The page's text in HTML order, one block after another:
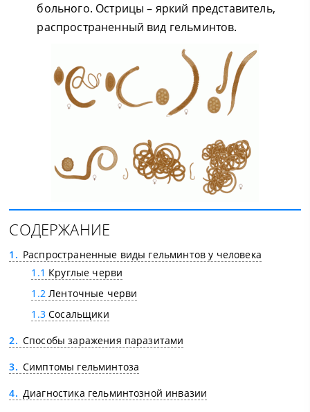
больного. Острицы – яркий представитель,
распространенный вид гельминтов.
СОДЕРЖАНИЕ
1
Распространенные виды гельминтов у человека
1.1 Круглые черви
1.2Ленточные черви
1.3Сосальщики
2
Способы заражения паразитами
3
Симптомы гельминтоза
4
Диагностика гельминтозной инвазии